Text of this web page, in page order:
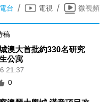
電台 / 電視 / 微視頻
稿
澳大首批約330名研究
公寓
21:37
0